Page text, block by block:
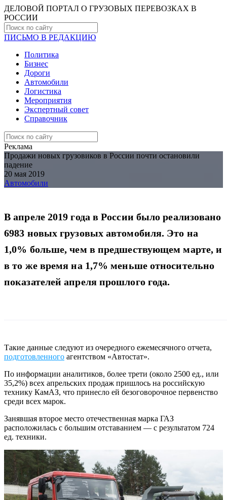
ДЕЛОВОЙ ПОРТАЛ О ГРУЗОВЫХ ПЕРЕВОЗКАХ В
РОCСИИ
ПИСЬМО В РЕДАКЦИЮ
Политика
Бизнес
Дороги
Автомобили
Логистика
Мероприятия
Экспертный совет
Справочник
Реклама
Продажи новых грузовиков в России почти остановили
падение
20 мая 2019
Автомобили
В апреле 2019 года в России было реализовано
6983 новых грузовых автомобиля. Это на
1,0% больше, чем в предшествующем марте, и
в то же время на 1,7% меньше относительно
показателей апреля прошлого года.
Такие данные следуют из очередного ежемесячного отчета,
подготовленного агентством «Автостат».
По информации аналитиков, более трети (около 2500 ед., или
35,2%) всех апрельских продаж пришлось на российскую
технику КамАЗ, что принесло ей безоговорочное первенство
среди всех марок.
Занявшая второе место отечественная марка ГАЗ
расположилась с большим отставанием — с результатом 724
ед. техники.